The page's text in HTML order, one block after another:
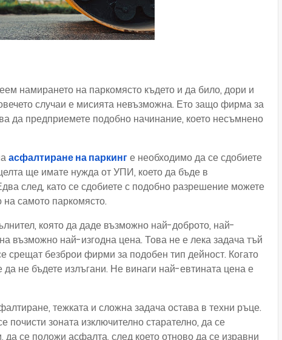
намирането на паркомясто където и да било, дори и
случаи е мисията невъзможна. Ето защо фирма за
да предприемете подобно начинание, което несъмнено
асфалтиране на паркинге необходимо да се сдобиете
ще имате нужда от УПИ, което да бъде в
след, като се сдобиете с подобно разрешение можете
самото паркомясто.
която да даде възможно най-доброто, най-
възможно най-изгодна цена. Това не е лека задача тъй
срещат безброи фирми за подобен тип дейност. Когато
не бъдете излъгани. Не винаги най-евтината цена е
тежката и сложна задача остава в техни ръце.
зоната изключително старателно, да се
да се положи асфалта, след което отново да се изравни